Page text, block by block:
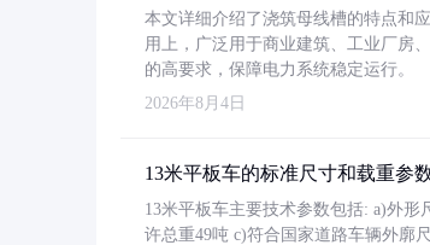
本文详细介绍了浇筑母线槽的特点和
用上，广泛用于商业建筑、工业厂房
的高要求，保障电力系统稳定运行。
2026年8月4日
13米平板车的标准尺寸和载重参
13米平板车主要技术参数包括: a)外形
许总重49吨 c)符合国家道路车辆外廓